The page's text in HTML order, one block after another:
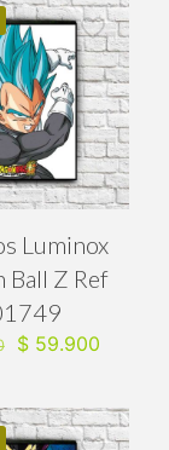
$ 65.000.$
Luminox
Ball Z Ref
El
era:
$ 65.000.
$59.900El
es:
$